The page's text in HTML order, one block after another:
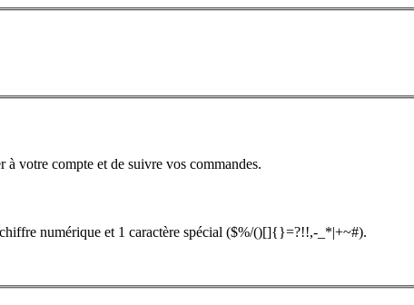
à votre compte et de suivre vos commandes.
numérique et 1 caractère spécial ($%/()[]{}=?!!,-_*|+~#).